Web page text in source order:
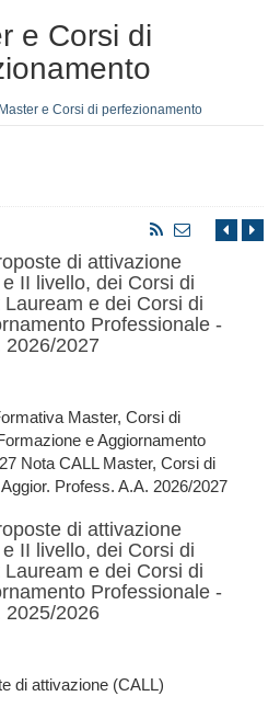
e Corsi di
Master e Corsi di perfezionamento
di attivazione
II livello, dei Corsi di
e dei Corsi di
Professionale -
2026/2027
Master, Corsi di
e Aggiornamento
Nota CALL Master, Corsi di
Profess. A.A. 2026/2027
di attivazione
II livello, dei Corsi di
e dei Corsi di
Professionale -
2025/2026
di attivazione (CALL)